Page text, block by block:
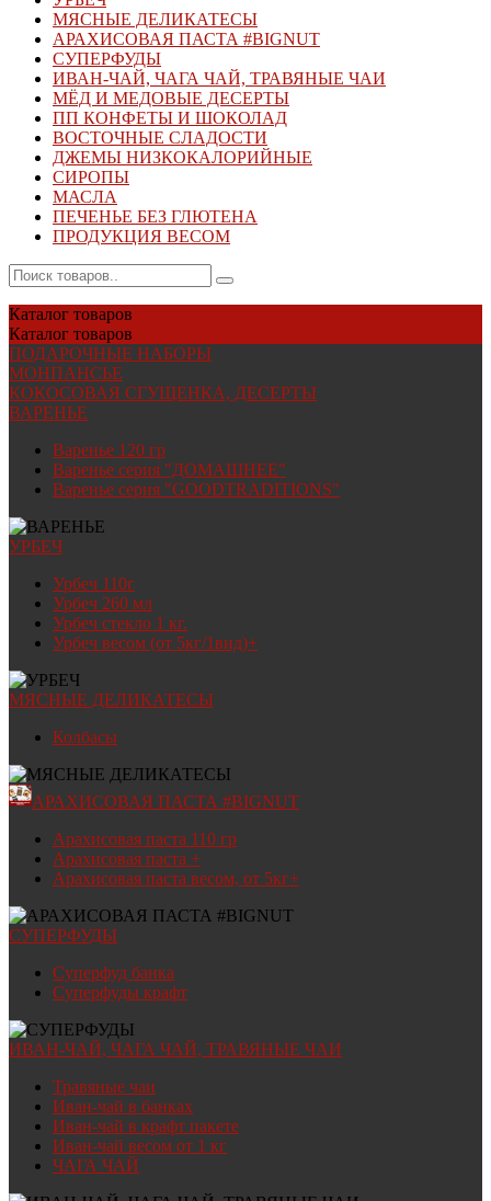
МЯСНЫЕ ДЕЛИКАТЕСЫ
АРАХИСОВАЯ ПАСТА #BIGNUT
СУПЕРФУДЫ
ИВАН-ЧАЙ, ЧАГА ЧАЙ, ТРАВЯНЫЕ ЧАИ
МЁД И МЕДОВЫЕ ДЕСЕРТЫ
ПП КОНФЕТЫ И ШОКОЛАД
ВОСТОЧНЫЕ СЛАДОСТИ
ДЖЕМЫ НИЗКОКАЛОРИЙНЫЕ
СИРОПЫ
МАСЛА
ПЕЧЕНЬЕ БЕЗ ГЛЮТЕНА
ПРОДУКЦИЯ ВЕСОМ
Каталог товаров
Каталог товаров
ПОДАРОЧНЫЕ НАБОРЫ
МОНПАНСЬЕ
КОКОСОВАЯ СГУЩЕНКА, ДЕСЕРТЫ
ВАРЕНЬЕ
Варенье 120 гр
Варенье серия "ДОМАШНЕЕ"
Варенье серия "GOODTRADITIONS"
УРБЕЧ
Урбеч 110г
Урбеч 260 мл
Урбеч стекло 1 кг.
Урбеч весом (от 5кг/1вид)+
МЯСНЫЕ ДЕЛИКАТЕСЫ
Колбасы
АРАХИСОВАЯ ПАСТА #BIGNUT
Арахисовая паста 110 гр
Арахисовая паста +
Арахисовая паста весом, от 5кг+
СУПЕРФУДЫ
Суперфуд банка
Суперфуды крафт
ИВАН-ЧАЙ, ЧАГА ЧАЙ, ТРАВЯНЫЕ ЧАИ
Травяные чаи
Иван-чай в банках
Иван-чай в крафт пакете
Иван-чай весом от 1 кг
ЧАГА ЧАЙ